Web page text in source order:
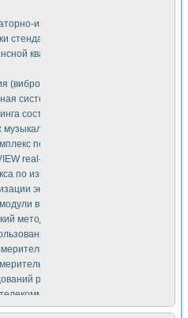
измерительная система
стенда "Сигнал-USB"
квантовой терапии серии СКАН
тензометрия и т.п.)
система измерения параметров
состояния тяговых
инструментов
по исследованию элементной
real-time module для
по измерению скорости подвижного
экспериментальных
в стандарте Nl SCXI для
метод в дефектоскопии сварных
машинного зрения в
системы для
комплекс аппаратуры для
рабочих процессов ДВС в
радиолиний систем передачи данных